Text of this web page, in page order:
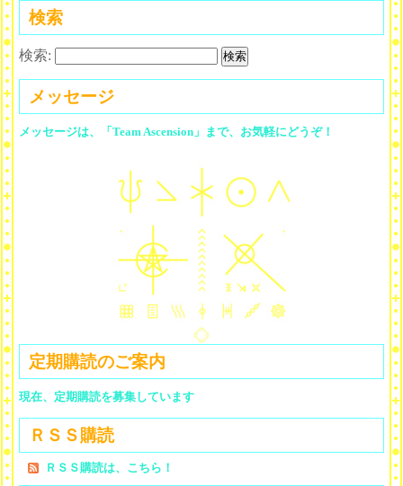
検索
検索:
メッセージ
メッセージは、「Team Ascension」まで、お気軽にどうぞ！
定期購読のご案内
現在、定期購読を募集しています
ＲＳＳ購読
ＲＳＳ購読は、こちら！